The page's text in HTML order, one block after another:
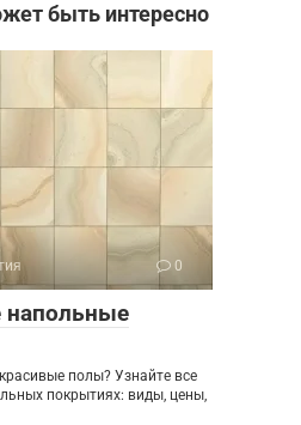
быть интересно
0
напольные
полы? Узнайте все
покрытиях: виды, цены,